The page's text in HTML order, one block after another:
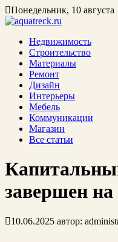
Понедельник, 10 августа
Недвижимость
Строительство
Материалы
Ремонт
Дизайн
Интерьеры
Мебель
Коммуникации
Магазин
Все статьи
завершен на
10.06.2025 автор: